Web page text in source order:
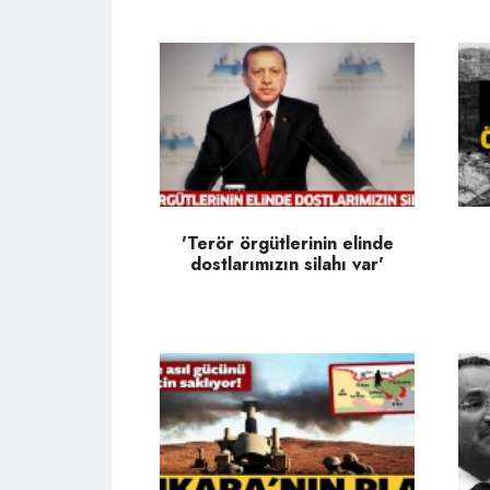
'Terör örgütlerinin elinde
dostlarımızın silahı var'